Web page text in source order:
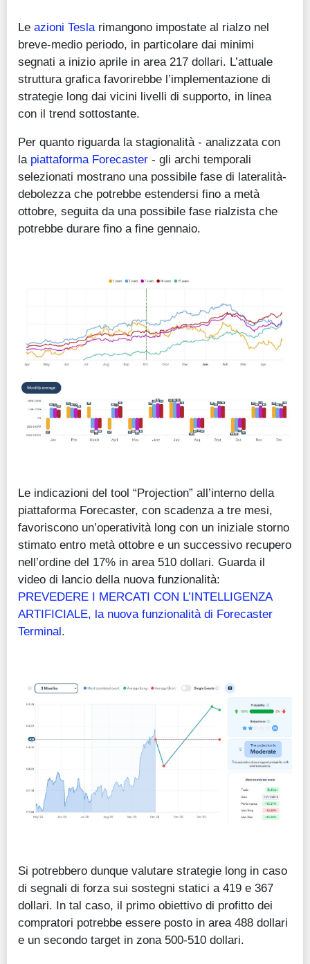
Le azioni Teslarimangono impostate al rialzo nel
breve-medio periodo, in particolare dai minimi
segnati a inizio aprile in area 217 dollari. L’attuale
struttura grafica favorirebbe l’implementazione di
strategie long dai vicini livelli di supporto, in linea
con il trend sottostante.
Per quanto riguarda la stagionalità - analizzata con
la piattaforma Forecaster - gli archi temporali
selezionati mostrano una possibile fase di lateralità-
debolezza che potrebbe estendersi fino a metà
ottobre, seguita da una possibile fase rialzista che
potrebbe durare fino a fine gennaio.
Le indicazioni del tool “Projection” all’interno della
piattaforma Forecaster, con scadenza a tre mesi,
favoriscono un’operatività long con un iniziale storno
stimato entro metà ottobre e un successivo recupero
nell’ordine del 17% in area 510 dollari. Guarda il
video di lancio della nuova funzionalità:
PREVEDERE I MERCATI CON L’INTELLIGENZA
ARTIFICIALE, la nuova funzionalità di Forecaster
Terminal.
Si potrebbero dunque valutare strategie long in caso
di segnali di forza sui sostegni statici a 419 e 367
dollari. In tal caso, il primo obiettivo di profitto dei
compratori potrebbe essere posto in area 488 dollari
e un secondo target in zona 500-510 dollari.